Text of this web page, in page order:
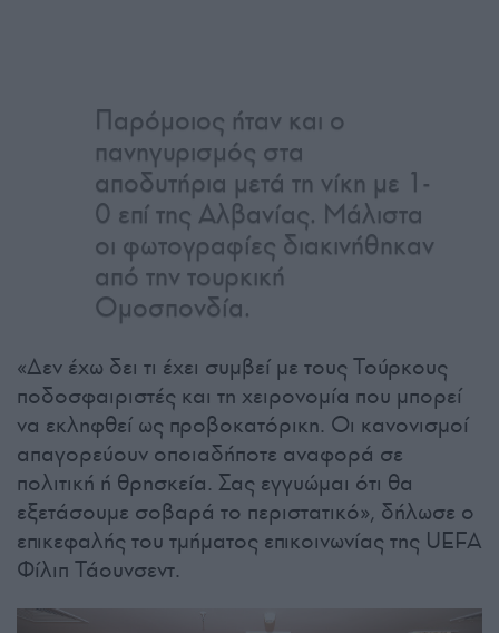
Παρόμοιος ήταν και ο
πανηγυρισμός στα
αποδυτήρια μετά τη νίκη με 1-
0 επί της Αλβανίας. Μάλιστα
οι φωτογραφίες διακινήθηκαν
από την τουρκική
Ομοσπονδία.
«Δεν έχω δει τι έχει συμβεί με τους Τούρκους
ποδοσφαιριστές και τη χειρονομία που μπορεί
να εκληφθεί ως προβοκατόρικη. Οι κανονισμοί
απαγορεύουν οποιαδήποτε αναφορά σε
πολιτική ή θρησκεία. Σας εγγυώμαι ότι θα
εξετάσουμε σοβαρά το περιστατικό», δήλωσε ο
επικεφαλής του τμήματος επικοινωνίας της UEFA
Φίλιπ Τάουνσεντ.